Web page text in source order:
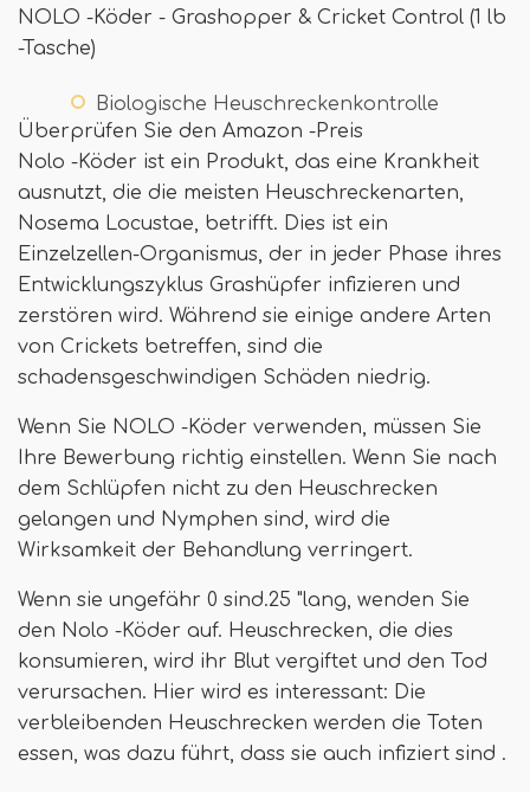
NOLO -Köder - Grashopper & Cricket Control (1 lb
-Tasche)
Biologische Heuschreckenkontrolle
Überprüfen Sie den Amazon -Preis
Nolo -Köder ist ein Produkt, das eine Krankheit
ausnutzt, die die meisten Heuschreckenarten,
Nosema Locustae, betrifft. Dies ist ein
Einzelzellen-Organismus, der in jeder Phase ihres
Entwicklungszyklus Grashüpfer infizieren und
zerstören wird. Während sie einige andere Arten
von Crickets betreffen, sind die
schadensgeschwindigen Schäden niedrig.
Wenn Sie NOLO -Köder verwenden, müssen Sie
Ihre Bewerbung richtig einstellen. Wenn Sie nach
dem Schlüpfen nicht zu den Heuschrecken
gelangen und Nymphen sind, wird die
Wirksamkeit der Behandlung verringert.
Wenn sie ungefähr 0 sind.25 "lang, wenden Sie
den Nolo -Köder auf. Heuschrecken, die dies
konsumieren, wird ihr Blut vergiftet und den Tod
verursachen. Hier wird es interessant: Die
verbleibenden Heuschrecken werden die Toten
essen, was dazu führt, dass sie auch infiziert sind .